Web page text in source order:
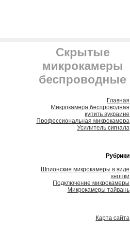
Скрытые
микрокамеры
беспроводные
Главная
Микрокамера беспроводная
купить вукраине
Профессиональная микрокамера
Усилитель сигнала
Рубрики
Шпионские микрокамеры в виде
кнопки
Подключение микрокамеры
Микрокамеры тайвань
Карта сайта